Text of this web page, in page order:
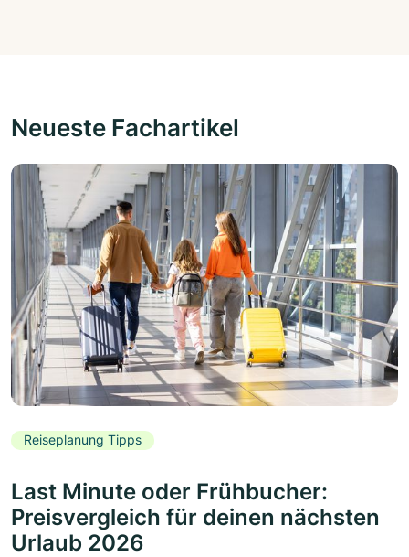
Neueste Fachartikel
Reiseplanung Tipps
Last Minute oder Frühbucher:
Preisvergleich für deinen nächsten
Urlaub 2026